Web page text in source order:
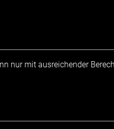
nur mit ausreichender